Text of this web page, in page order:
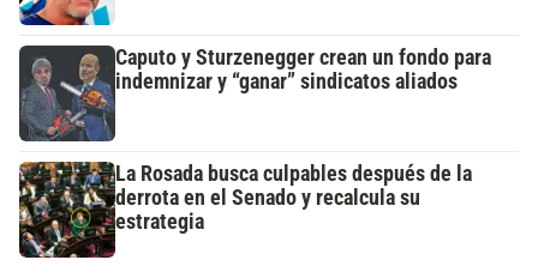
Caputo y Sturzenegger crean un fondo para
indemnizar y “ganar” sindicatos aliados
La Rosada busca culpables después de la
derrota en el Senado y recalcula su
estrategia